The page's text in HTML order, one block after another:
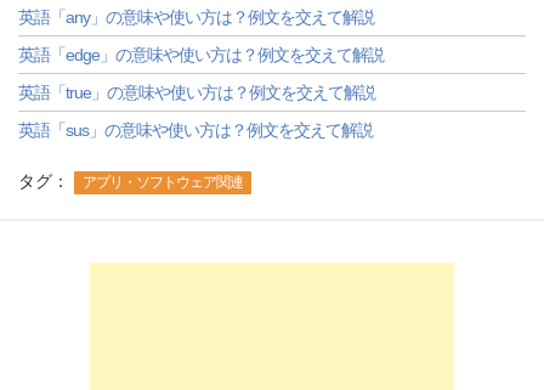
英語「any」の意味や使い方は？例文を交えて解説
英語「edge」の意味や使い方は？例文を交えて解説
英語「true」の意味や使い方は？例文を交えて解説
英語「sus」の意味や使い方は？例文を交えて解説
タグ： アプリ・ソフトウェア関連